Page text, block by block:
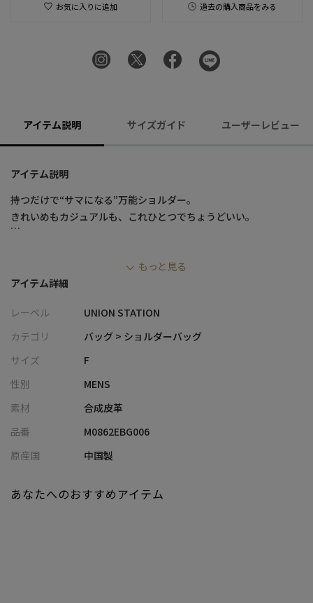
お気に入りに追加 過去の購入商品をみる
アイテム説明 サイズガイド ユーザーレビュー
アイテム説明
持つだけで“サマになる”万能ショルダー。
きれいめもカジュアルも、これひとつでちょうどいい。
・上品な表情の合成皮革を使用し、きれいめにも馴染む洗練され
たルックス
計
・A4サイズ対応の収納力で、通勤・通学など幅広いシーンに対応
整理がしやすい設計
・イヤホンやパスケース、アクセサリーなど細かなアイテムもす
っきり収納可能
合わせてアレンジ可能
・無駄を削ぎ落としたミニマルなデザインで、素材感を引き立て
■コーディネート提案
もっと見る
アイテム詳細
レーベル
UNION STATION
カテゴリ
バッグ > ショルダーバッグ
サイズ
F
性別
MENS
素材
合成皮革
品番
M0862EBG006
原産国
中国製
あなたへのおすすめアイテム